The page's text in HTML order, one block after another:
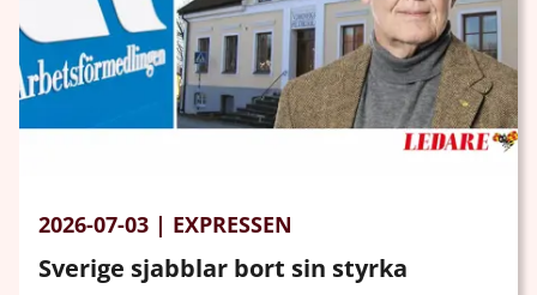
2026-07-03 | EXPRESSEN
Sverige sjabblar bort sin styrka